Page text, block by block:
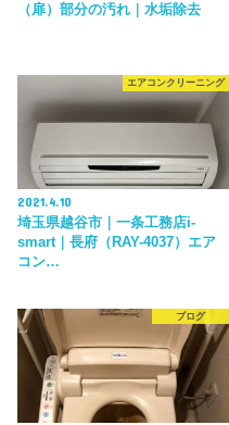
（扉）部分の汚れ｜水垢除去
エアコンクリーニング
2021.4.10
埼玉県越谷市｜一条工務店i-
smart｜長府（RAY-4037）エア
コン…
ブログ